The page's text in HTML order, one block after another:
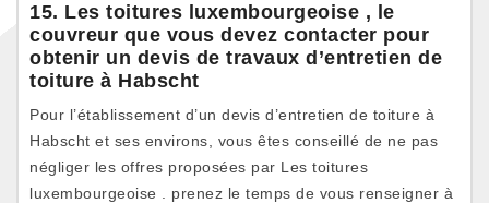
15. Les toitures luxembourgeoise , le
couvreur que vous devez contacter pour
obtenir un devis de travaux d’entretien de
toiture à Habscht
Pour l’établissement d’un devis d’entretien de toiture à
Habscht et ses environs, vous êtes conseillé de ne pas
négliger les offres proposées par Les toitures
luxembourgeoise . prenez le temps de vous renseigner à